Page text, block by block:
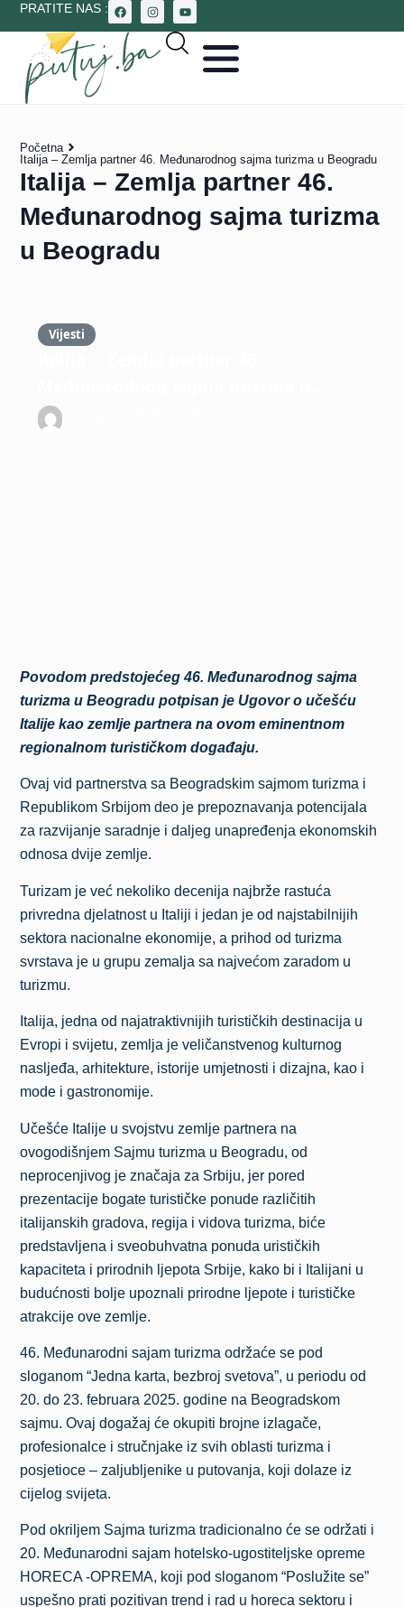
PRATITE NAS :
Početna
Italija – Zemlja partner 46. Međunarodnog sajma turizma u Beogradu
Italija – Zemlja partner 46.
Međunarodnog sajma turizma
u Beogradu
Vijesti
Beogradu
Povodom predstojećeg 46. Međunarodnog sajma
turizma u Beogradu potpisan je Ugovor o učešću
Italije kao zemlje partnera na ovom eminentnom
regionalnom turističkom događaju.
Ovaj vid partnerstva sa Beogradskim sajmom turizma i
Republikom Srbijom deo je prepoznavanja potencijala
za razvijanje saradnje i daljeg unapređenja ekonomskih
odnosa dvije zemlje.
Turizam je već nekoliko decenija najbrže rastuća
privredna djelatnost u Italiji i jedan je od najstabilnijih
sektora nacionalne ekonomije, a prihod od turizma
svrstava je u grupu zemalja sa najvećom zaradom u
turizmu.
Italija, jedna od najatraktivnijih turističkih destinacija u
Evropi i svijetu, zemlja je veličanstvenog kulturnog
nasljeđa, arhitekture, istorije umjetnosti i dizajna, kao i
mode i gastronomije.
Učešće Italije u svojstvu zemlje partnera na
ovogodišnjem Sajmu turizma u Beogradu, od
neprocenjivog je značaja za Srbiju, jer pored
prezentacije bogate turističke ponude različitih
italijanskih gradova, regija i vidova turizma, biće
predstavljena i sveobuhvatna ponuda urističkih
kapaciteta i prirodnih ljepota Srbije, kako bi i Italijani u
budućnosti bolje upoznali prirodne ljepote i turističke
atrakcije ove zemlje.
46. Međunarodni sajam turizma održaće se pod
sloganom “Jedna karta, bezbroj svetova”, u periodu od
20. do 23. februara 2025. godine na Beogradskom
sajmu. Ovaj dogažaj će okupiti brojne izlagače,
profesionalce i stručnjake iz svih oblasti turizma i
posjetioce – zaljubljenike u putovanja, koji dolaze iz
cijelog svijeta.
Pod okriljem Sajma turizma tradicionalno će se održati i
20. Međunarodni sajam hotelsko-ugostiteljske opreme
HORECA -OPREMA, koji pod sloganom “Poslužite se”
uspešno prati pozitivan trend i rad u horeca sektoru i